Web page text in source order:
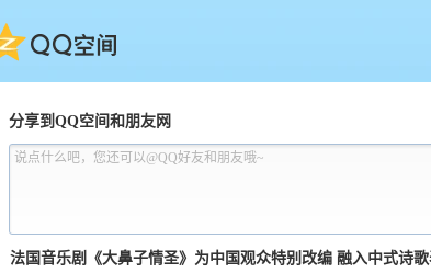
QQ空间
分享到QQ空间和朋友网
说点什么吧，您还可以@QQ好友和朋友哦~